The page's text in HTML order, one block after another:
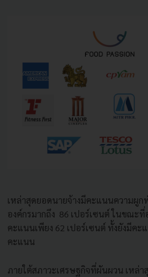
เหล่าสุดยอดนายจ้างมีคะแนนความผู
องค์กรมากถึง 86 เปอร์เซนต์ ในขณะที่
คะแนนเพียง 62 เปอร์เซนต์ ทั้งยังมีคะ
คะแนน
ภายใต้สภาวะเศรษฐกิจที่ผันผวน เหล่า